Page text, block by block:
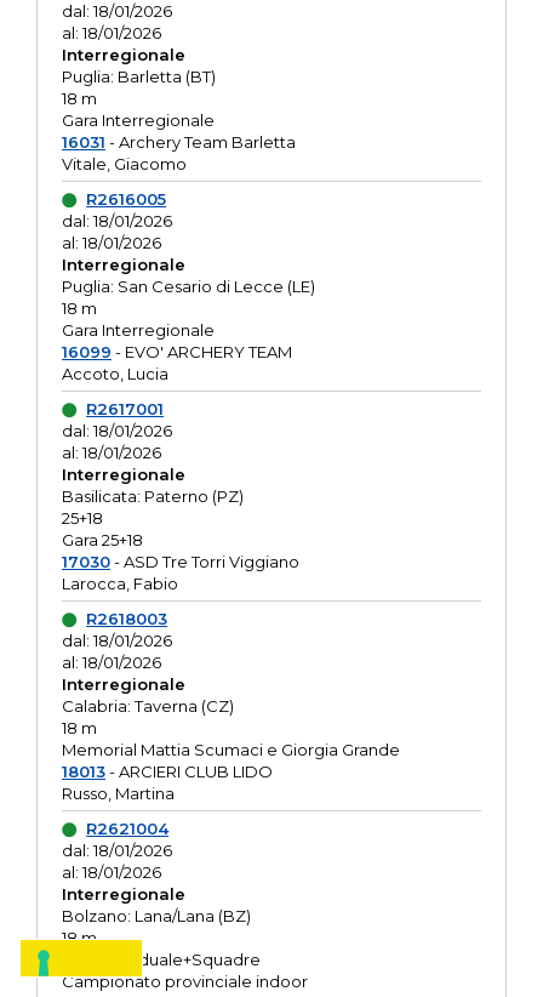
dal: 18/01/2026
al: 18/01/2026
Interregionale
Puglia: Barletta (BT)
18 m
Gara Interregionale
16031 - Archery Team Barletta
Vitale, Giacomo
R2616005
dal: 18/01/2026
al: 18/01/2026
Interregionale
Puglia: San Cesario di Lecce (LE)
18 m
Gara Interregionale
16099 - EVO' ARCHERY TEAM
Accoto, Lucia
R2617001
dal: 18/01/2026
al: 18/01/2026
Interregionale
Basilicata: Paterno (PZ)
25+18
Gara 25+18
17030- ASD Tre Torri Viggiano
Larocca, Fabio
R2618003
dal: 18/01/2026
al: 18/01/2026
Interregionale
Calabria: Taverna (CZ)
18 m
Memorial Mattia Scumaci e Giorgia Grande
18013- ARCIERI CLUB LIDO
Russo, Martina
R2621004
dal: 18/01/2026
al: 18/01/2026
Interregionale
Bolzano: Lana/Lana (BZ)
18 m
O.R. Individuale+Squadre
Campionato provinciale indoor